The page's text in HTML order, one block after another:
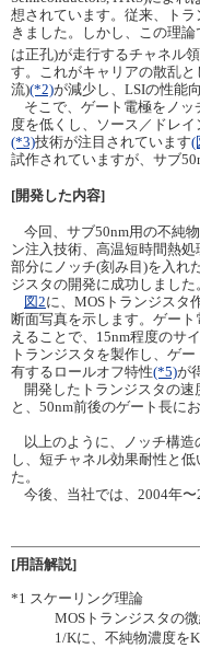
想されています。従来、ト
きました。しかし、この理
は正孔)が走行するチャネル
す。これがキャリアの散乱
流)(*2)が減少し、LSIの性能
そこで、ゲート電極をノ
度を低くし、ソース／ドレ
(*3)技術が注目されています(
試作されていますが、サブ
[開発した内容]
今回、サブ50nm用の不純
ン注入技術、高温短時間熱
部分にノッチ(刻み目)を入れ
ジスタの開発に成功しました
図2に、MOSトランジスタ
断面写真を示します。ゲー
えることで、15nm程度のサ
トランジスタを製作し、ゲ
有するロールオフ特性(*5)が
開発したトランジスタの速
と、50nm前後のゲート長に
以上のように、ノッチ構
し、短チャネル効果耐性と
た。
今後、当社では、2004年
[用語解説]
*1 スケーリング理論
MOSトランジスタの
1/Kに、不純物濃度を